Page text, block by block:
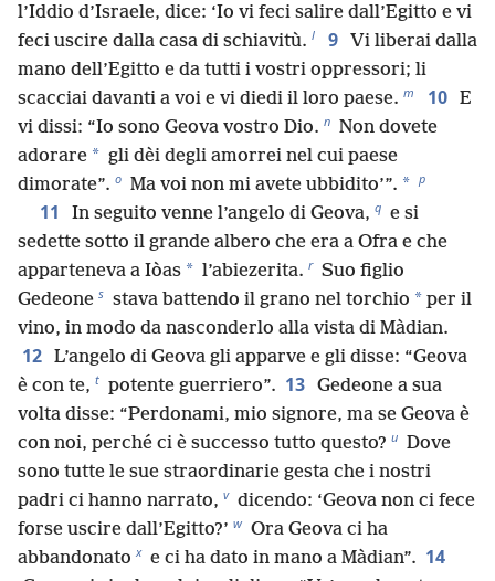
l’Iddio d’Israele, dice: ‘Io vi feci salire dall’Egitto e vi
feci uscire dalla casa di schiavitù. l 9 Vi liberai dalla
mano dell’Egitto e da tutti i vostri oppressori; li
scacciai davanti a voi e vi diedi il loro paese. m 10 E
vi dissi: “Io sono Geova vostro Dio. n Non dovete
adorare * gli dèi degli amorrei nel cui paese
dimorate”. o Ma voi non mi avete ubbidito’”. * p
11 In seguito venne l’angelo di Geova, q e si
sedette sotto il grande albero che era a Ofra e che
apparteneva a Iòas * l’abiezerita. r Suo figlio
Gedeone s stava battendo il grano nel torchio * per il
vino, in modo da nasconderlo alla vista di Màdian.
12 L’angelo di Geova gli apparve e gli disse: “Geova
è con te, t potente guerriero”. 13 Gedeone a sua
volta disse: “Perdonami, mio signore, ma se Geova è
con noi, perché ci è successo tutto questo? u Dove
sono tutte le sue straordinarie gesta che i nostri
padri ci hanno narrato, v dicendo: ‘Geova non ci fece
forse uscire dall’Egitto?’ w Ora Geova ci ha
abbandonato x e ci ha dato in mano a Màdian”. 14